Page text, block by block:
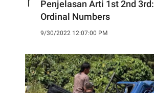
Penjelasan Arti 1st 2nd 3rd:
Ordinal Numbers
9/30/2022 12:07:00 PM